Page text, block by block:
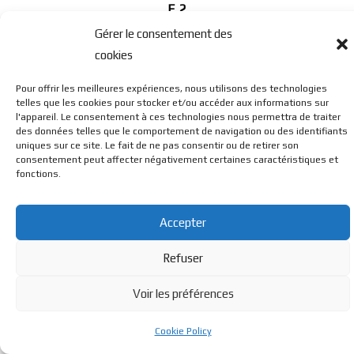
Gérer le consentement des
cookies
Pour offrir les meilleures expériences, nous utilisons des technologies
telles que les cookies pour stocker et/ou accéder aux informations sur
l'appareil. Le consentement à ces technologies nous permettra de traiter
des données telles que le comportement de navigation ou des identifiants
uniques sur ce site. Le fait de ne pas consentir ou de retirer son
consentement peut affecter négativement certaines caractéristiques et
fonctions.
Accepter
Refuser
Voir les préférences
Cookie Policy
E 2
E 5
© BL Optique - 22 Rue de la Cueille - 39170 Lavans Les St